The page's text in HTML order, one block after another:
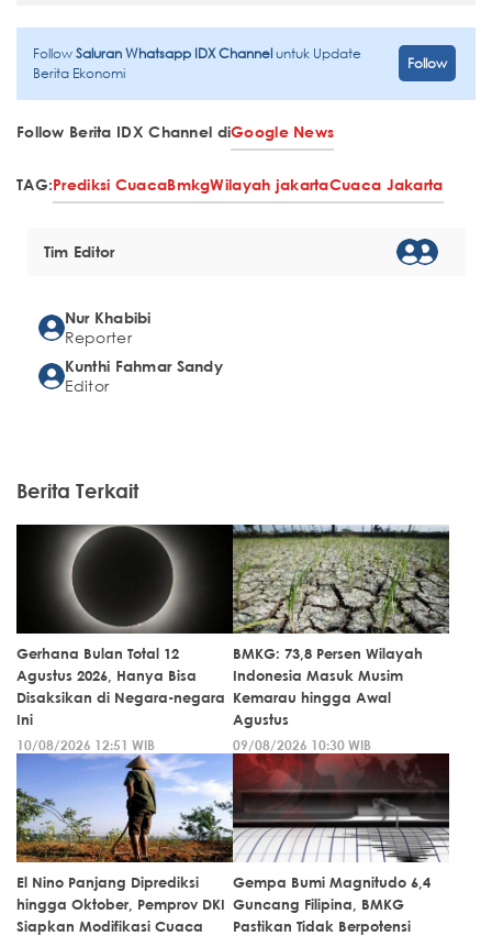
FollowSaluran Whatsapp IDX Channeluntuk Update
Berita Ekonomi
Follow
Follow Berita IDX Channel diGoogle News
TAG:Prediksi CuacaBmkgWilayah jakartaCuaca Jakarta
Tim Editor
Nur Khabibi
Reporter
Kunthi Fahmar Sandy
Editor
Berita Terkait
Gerhana Bulan Total 12
Agustus 2026, Hanya Bisa
Disaksikan di Negara-negara
Ini
10/08/2026 12:51 WIB
BMKG: 73,8 Persen Wilayah
Indonesia Masuk Musim
Kemarau hingga Awal
Agustus
09/08/2026 10:30 WIB
El Nino Panjang Diprediksi
hingga Oktober, Pemprov DKI
Siapkan Modifikasi Cuaca
Gempa Bumi Magnitudo 6,4
Guncang Filipina, BMKG
Pastikan Tidak Berpotensi